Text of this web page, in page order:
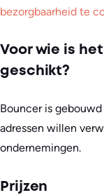
bezorgbaarheid te
Voor wie is
geschikt?
Bouncer is
adressen willen
ondernemingen.
Prijzen